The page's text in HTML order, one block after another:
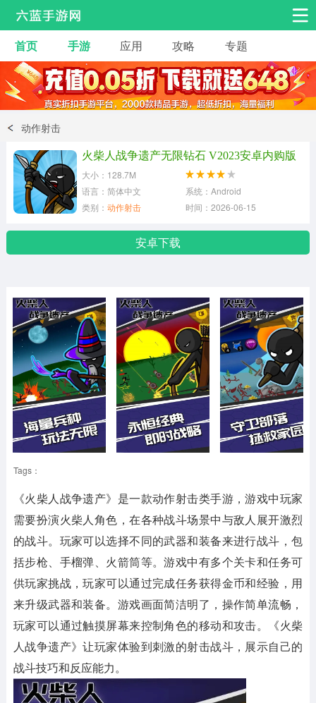
安卓手游 手游工具
热门手游 角色扮演 益智休闲
动作射击
冒险解谜
体育竞技
首页 手游 应用 攻略 专题
动作射击
火柴人战争遗产无限钻石 V2023安卓内购版
大小：128.7M
语言：简体中文
系统：Android
类别： 动作射击 时间：2026-06-15
安卓下载
Tags：
《火柴人战争遗产》是一款动作射击类手游，游戏中玩家
需要扮演火柴人角色，在各种战斗场景中与敌人展开激烈
的战斗。玩家可以选择不同的武器和装备来进行战斗，包
括步枪、手榴弹、火箭筒等。游戏中有多个关卡和任务可
供玩家挑战，玩家可以通过完成任务获得金币和经验，用
来升级武器和装备。游戏画面简洁明了，操作简单流畅，
玩家可以通过触摸屏幕来控制角色的移动和攻击。《火柴
人战争遗产》让玩家体验到刺激的射击战斗，展示自己的
战斗技巧和反应能力。